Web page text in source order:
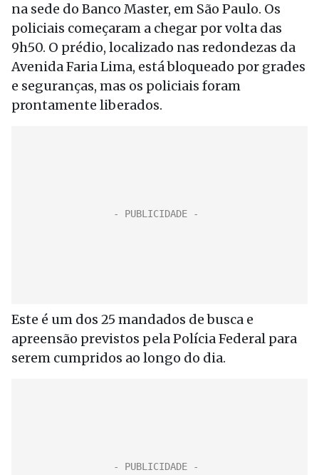
na sede do Banco Master, em São Paulo. Os
policiais começaram a chegar por volta das
9h50. O prédio, localizado nas redondezas da
Avenida Faria Lima, está bloqueado por grades
e seguranças, mas os policiais foram
prontamente liberados.
Este é um dos 25 mandados de busca e
apreensão previstos pela Polícia Federal para
serem cumpridos ao longo do dia.